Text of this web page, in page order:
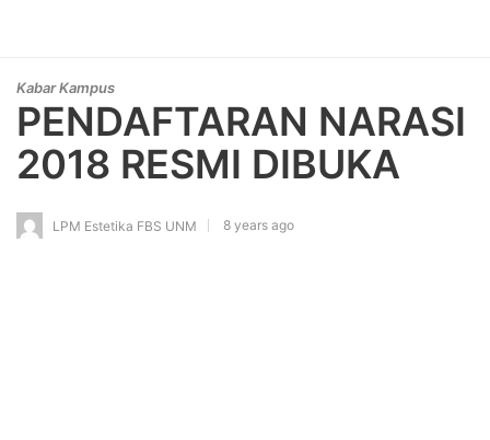
Kabar Kampus
PENDAFTARAN NARASI
2018 RESMI DIBUKA
LPM Estetika FBS UNM 8 years ago